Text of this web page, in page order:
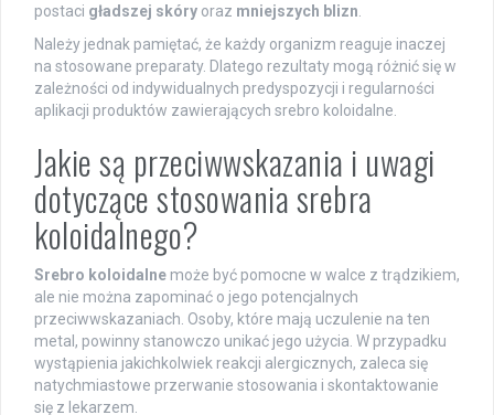
postaci gładszej skóry oraz mniejszych blizn
Należy jednak pamiętać, że każdy organizm reaguje inaczej
na stosowane preparaty. Dlatego rezultaty mogą różnić się w
zależności od indywidualnych predyspozycji i regularności
aplikacji produktów zawierających srebro koloidalne.
Jakie są przeciwwskazania i uwagi
dotyczące stosowania srebra
koloidalnego?
Srebro koloidalne może być pomocne w walce z trądzikiem,
ale nie można zapominać o jego potencjalnych
przeciwwskazaniach. Osoby, które mają uczulenie na ten
metal, powinny stanowczo unikać jego użycia. W przypadku
wystąpienia jakichkolwiek reakcji alergicznych, zaleca się
natychmiastowe przerwanie stosowania i skontaktowanie
się z lekarzem.